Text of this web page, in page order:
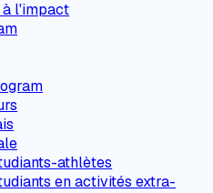
l'impact
athlètes
en activités extra-